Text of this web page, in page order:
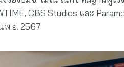
CBS Studios และ
พ.ย. 2567